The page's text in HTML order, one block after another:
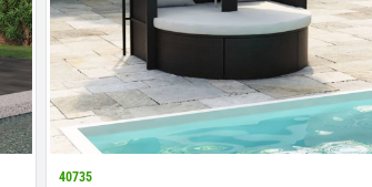
40735